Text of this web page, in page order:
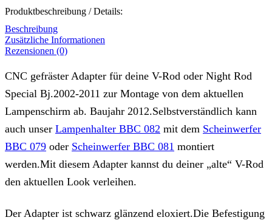
Produktbeschreibung / Details:
Beschreibung
Zusätzliche Informationen
Rezensionen (0)
CNC gefräster Adapter für deine V-Rod oder Night Rod
Special Bj.2002-2011 zur Montage von dem aktuellen
Lampenschirm ab. Baujahr 2012.Selbstverständlich kann
auch unser Lampenhalter BBC 082 mit dem Scheinwerfer
BBC 079 oder Scheinwerfer BBC 081 montiert
werden.Mit diesem Adapter kannst du deiner „alte“ V-Rod
den aktuellen Look verleihen.
Der Adapter ist schwarz glänzend eloxiert.Die Befestigung